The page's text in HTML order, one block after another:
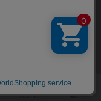
持ってる
せん